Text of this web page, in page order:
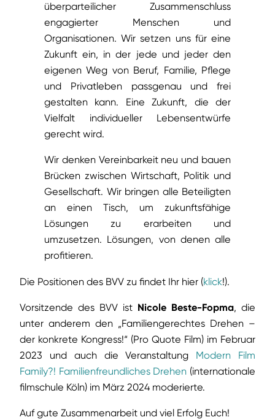
überparteilicher Zusammenschluss
engagierter Menschen und
Organisationen. Wir setzen uns für eine
Zukunft ein, in der jede und jeder den
eigenen Weg von Beruf, Familie, Pflege
und Privatleben passgenau und frei
gestalten kann. Eine Zukunft, die der
Vielfalt individueller Lebensentwürfe
gerecht wird.
Wir denken Vereinbarkeit neu und bauen
Brücken zwischen Wirtschaft, Politik und
Gesellschaft. Wir bringen alle Beteiligten
an einen Tisch, um zukunftsfähige
Lösungen zu erarbeiten und
umzusetzen. Lösungen, von denen alle
profitieren.
Die Positionen des BVV zu findet Ihr hier (klick!).
Vorsitzende des BVV ist Nicole Beste-Fopma, die
unter anderem den „Familiengerechtes Drehen –
der konkrete Kongress!“ (Pro Quote Film) im Februar
2023 und auch die Veranstaltung Modern Film
Family?! Familienfreundliches Drehen (internationale
filmschule Köln) im März 2024 moderierte.
Auf gute Zusammenarbeit und viel Erfolg Euch!